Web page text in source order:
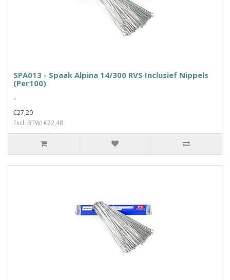
SPA013 - Spaak Alpina 14/300 RVS Inclusief Nippels
(Per100)
..
€27,20
Excl. BTW: €22,48